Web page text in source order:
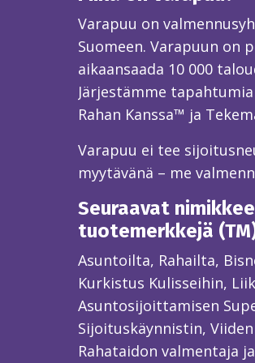
Varapuu on
Suomeen. Varapuun on
aikaansaada 10 000
Järjestämme
Rahan Kanssa™ ja
Varapuu ei tee
myytävänä – me
Seuraavat
tuotemerkkejä
Asuntoilta, Rahailta,
Kurkistus Kulisseihin,
Asuntosijoittamisen
Sijoituskäynnistin,
Rahataidon valmentaja